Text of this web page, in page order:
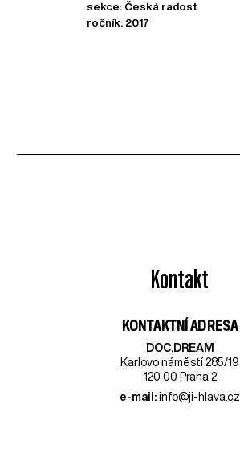
sekce: Česká radost
ročník: 2017
Kontakt
KONTAKTNÍ ADRESA
DOC.DREAM​
Karlovo náměstí 285/19
120 00 Praha 2
e-mail: info@ji-hlava.cz